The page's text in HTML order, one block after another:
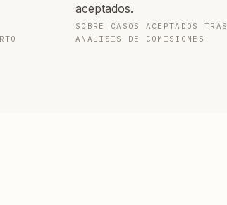
aceptados.
SOBRE CASOS ACEPTADOS TRAS
ANÁLISIS DE COMISIONES